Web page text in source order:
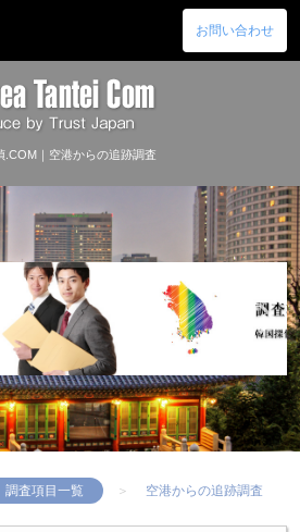
お問い合わせ
.COM｜空港からの追跡調査
調査項目一覧 空港からの追跡調査